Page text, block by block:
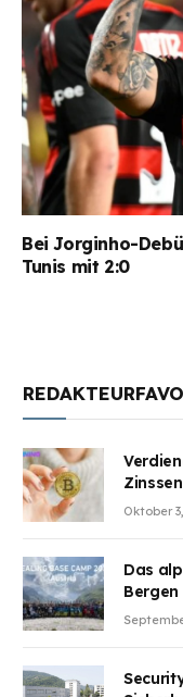
Bei Jorginho-
Tunis mit 2:0
Oktober
Das